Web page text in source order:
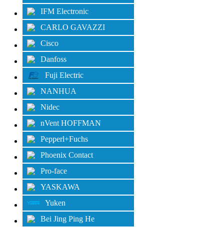
IFM Electronic
CARLO GAVAZZI
Cisco
Danfoss
Fuji Electric
NANHUA
Nidec
nVent HOFFMAN
Pepperl+Fuchs
Phoenix Contact
Pro-face
YASKAWA
Yuken
Bei Jing Ping He